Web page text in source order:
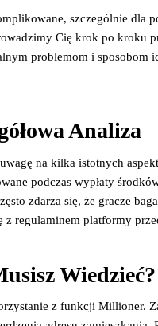
szczególnie dla
Cię krok po kroku
problemom i sposobom
Analiza
na kilka istotnych
podczas wypłaty
zdarza się, że gracze
regulaminem platformy
Wiedzieć?
z funkcji Millioner.